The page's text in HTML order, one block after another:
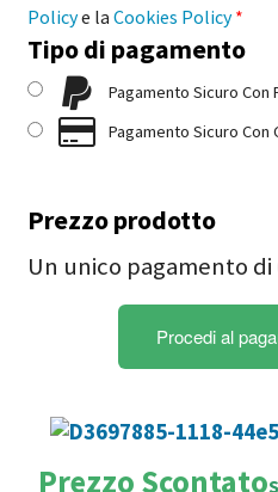
Policye la Cookies Policy *
Tipo di pagamento
Pagamento Sicuro Con
Pagamento Sicuro Con
Prezzo prodotto
Un unico pagamento di
Prezzo Scontato